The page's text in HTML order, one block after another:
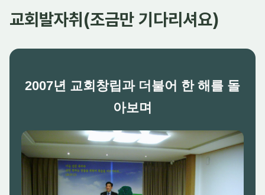
교회발자취(조금만 기다리셔요)
2007년 교회창립과 더불어 한 해를 돌
아보며